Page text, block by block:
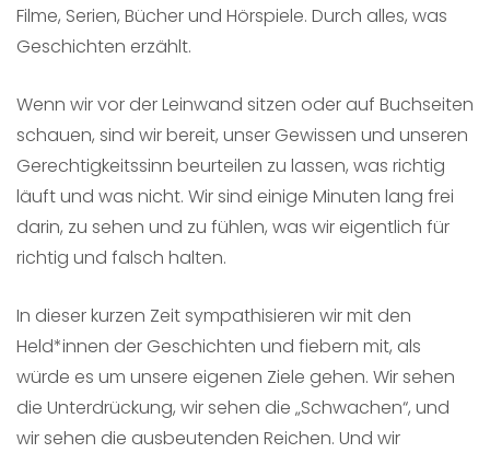
Filme, Serien, Bücher und Hörspiele. Durch alles, was
Geschichten erzählt.
Wenn wir vor der Leinwand sitzen oder auf Buchseiten
schauen, sind wir bereit, unser Gewissen und unseren
Gerechtigkeitssinn beurteilen zu lassen, was richtig
läuft und was nicht. Wir sind einige Minuten lang frei
darin, zu sehen und zu fühlen, was wir eigentlich für
richtig und falsch halten.
In dieser kurzen Zeit sympathisieren wir mit den
Held*innen der Geschichten und fiebern mit, als
würde es um unsere eigenen Ziele gehen. Wir sehen
die Unterdrückung, wir sehen die „Schwachen“, und
wir sehen die ausbeutenden Reichen. Und wir